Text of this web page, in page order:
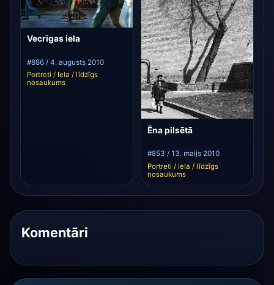
Vecrīgas iela
#886 / 4. augusts 2010
Portreti / Iela / līdzīgs
nosaukums
Ēna pilsētā
#853 / 13. maijs 2010
Portreti / Iela / līdzīgs
nosaukums
Komentāri